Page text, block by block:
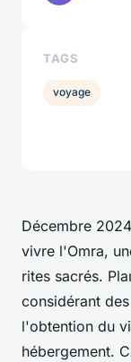
Décembre
vivre l'Omra,
rites sacrés.
considérant
l'obtention du
hébergement.
TAGS
voyage